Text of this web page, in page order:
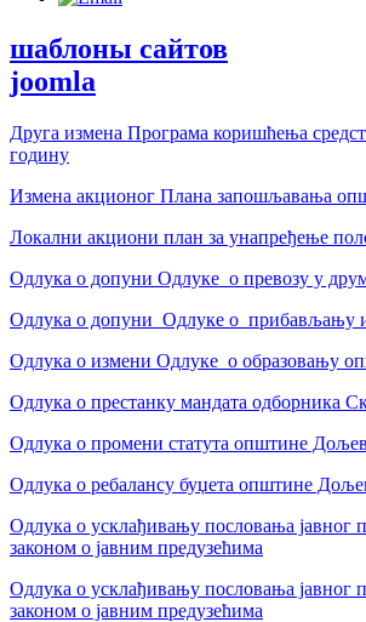
шаблоны сайтов
joomla
Друга измена Програма коришћења
годину
Измена акционог Плана запошљавања
Локални акциони план за унапређење
Одлука о допуни Одлуке о превозу у
Одлука о допуни Одлуке о прибављању и
Одлука о измени Oдлуке о образовању
Одлука о престанку мандата одборника
Одлука о промени статута општине
Одлука о ребалансу буџета општине
Одлука о усклађивању пословања
законом о јавним предузећима
Одлука о усклађивању пословања јавног
законом о јавним предузећима